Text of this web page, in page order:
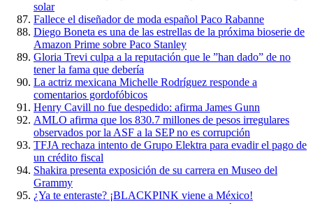
solar
Fallece el diseñador de moda español Paco Rabanne
Diego Boneta es una de las estrellas de la próxima bioserie de
Amazon Prime sobre Paco Stanley
Gloria Trevi culpa a la reputación que le ”han dado” de no
tener la fama que debería
La actriz mexicana Michelle Rodríguez responde a
comentarios gordofóbicos
Henry Cavill no fue despedido: afirma James Gunn
AMLO afirma que los 830.7 millones de pesos irregulares
observados por la ASF a la SEP no es corrupción
TFJA rechaza intento de Grupo Elektra para evadir el pago de
un crédito fiscal
Shakira presenta exposición de su carrera en Museo del
Grammy
¿Ya te enteraste? ¡BLACKPINK viene a México!